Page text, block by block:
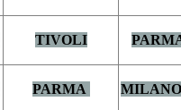
TIVOLI
PARMA